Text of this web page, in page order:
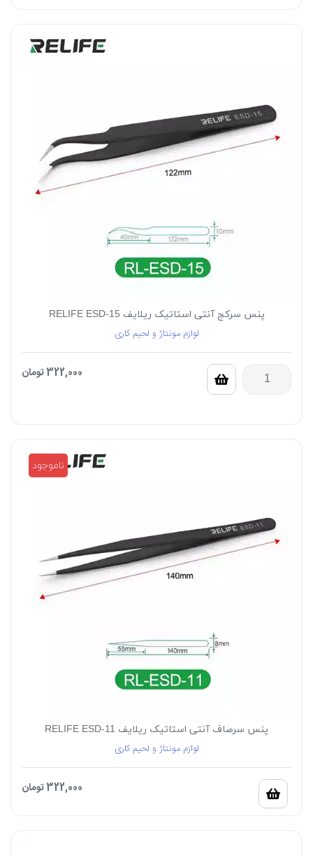
پنس سرکج آنتی استاتیک ریلایف RELIFE ESD-15
لوازم مونتاژ و لحیم کاری
322,000تومان
پنس سرصاف آنتی استاتیک ریلایف RELIFE ESD-11
ناموجود
لوازم مونتاژ و لحیم کاری
322,000تومان